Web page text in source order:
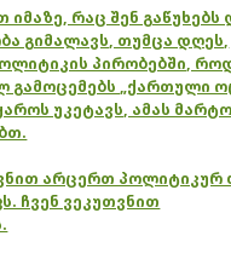
იმაზე, რაც შენ გაწუხებს
გიმალავს, თუმცა დღეს,
პირობებში,
გამოცემებს „ქართული
უკეტავს, ამას მარტო
არცერთ პოლიტიკურ
ჩვენ ვეკუთვნით